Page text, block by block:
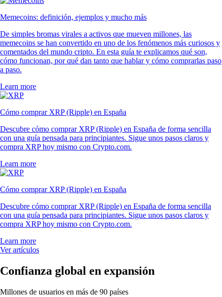
Memecoins: definición, ejemplos y mucho más
De simples bromas virales a activos que mueven millones, las
memecoins se han convertido en uno de los fenómenos más curiosos y
comentados del mundo cripto. En esta guía te explicamos qué son,
cómo funcionan, por qué dan tanto que hablar y cómo comprarlas paso
a paso.
Learn more
Cómo comprar XRP (Ripple) en España
Descubre cómo comprar XRP (Ripple) en España de forma sencilla
con una guía pensada para principiantes. Sigue unos pasos claros y
compra XRP hoy mismo con Crypto.com.
Learn more
Cómo comprar XRP (Ripple) en España
Descubre cómo comprar XRP (Ripple) en España de forma sencilla
con una guía pensada para principiantes. Sigue unos pasos claros y
compra XRP hoy mismo con Crypto.com.
Learn more
Ver artículos
Confianza global en expansión
Millones de usuarios en más de 90 países